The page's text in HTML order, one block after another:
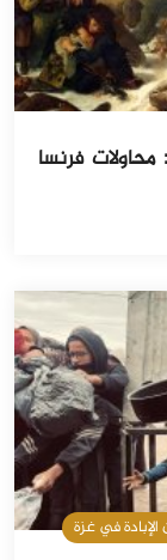
محاولات فرنسا
في غزة